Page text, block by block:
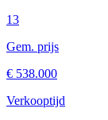
13
Gem. prijs
€ 538.000
Verkooptijd